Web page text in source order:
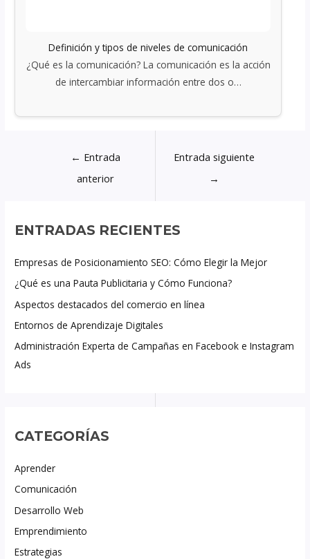
ENTRADAS RECIENTES
Empresas de Posicionamiento SEO: Cómo Elegir la Mejor
¿Qué es una Pauta Publicitaria y Cómo Funciona?
Aspectos destacados del comercio en línea
Entornos de Aprendizaje Digitales
Administración Experta de Campañas en Facebook e Instagram
Ads
CATEGORÍAS
Aprender
Comunicación
Desarrollo Web
Emprendimiento
Estrategias
Definición y tipos de niveles de comunicación
¿Qué es la comunicación? La comunicación es la acción
de intercambiar información entre dos o…
← Entrada
anterior
Entrada siguiente
→